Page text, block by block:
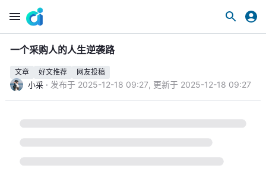
一个采购人的人生逆袭路
文章 好文推荐 网友投稿
小采 · 发布于 2025-12-18 09:27, 更新于 2025-12-18 09:27